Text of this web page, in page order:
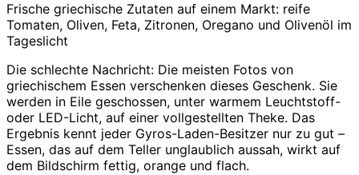
Frische griechische Zutaten auf einem Markt: reife
Tomaten, Oliven, Feta, Zitronen, Oregano und Olivenöl im
Tageslicht
Die schlechte Nachricht: Die meisten Fotos von
griechischem Essen verschenken dieses Geschenk. Sie
werden in Eile geschossen, unter warmem Leuchtstoff-
oder LED-Licht, auf einer vollgestellten Theke. Das
Ergebnis kennt jeder Gyros-Laden-Besitzer nur zu gut –
Essen, das auf dem Teller unglaublich aussah, wirkt auf
dem Bildschirm fettig, orange und flach.